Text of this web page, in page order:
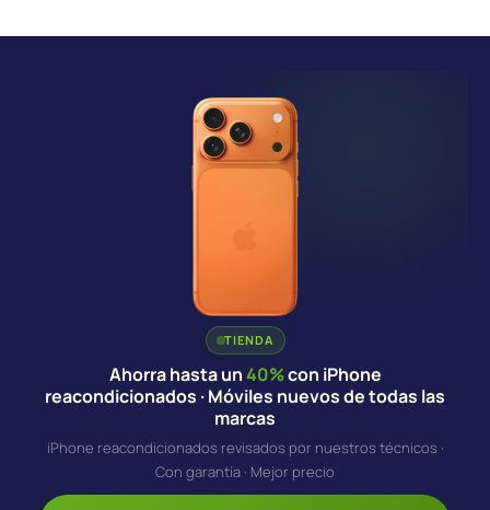
TIENDA
Ahorra hasta un40%con iPhone
reacondicionados · Móviles nuevos de todas las
marcas
iPhone reacondicionados revisados por nuestros técnicos ·
Con garantía · Mejor precio